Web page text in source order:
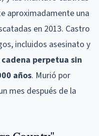
aproximadamente una
en 2013. Castro
incluidos asesinato y
cadena perpetua sin
años. Murió por
mes después de la